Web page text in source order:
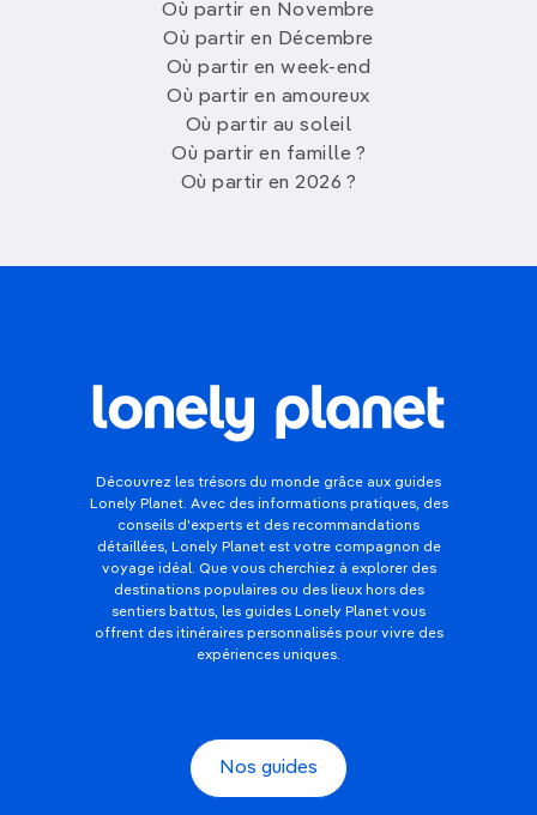
Où partir en Novembre
Où partir en Décembre
Où partir en week-end
Où partir en amoureux
Où partir au soleil
Où partir en famille ?
Où partir en 2026 ?
Découvrez les trésors du monde grâce aux guides
Lonely Planet. Avec des informations pratiques, des
conseils d'experts et des recommandations
détaillées, Lonely Planet est votre compagnon de
voyage idéal. Que vous cherchiez à explorer des
destinations populaires ou des lieux hors des
sentiers battus, les guides Lonely Planet vous
offrent des itinéraires personnalisés pour vivre des
expériences uniques.
Nos guides